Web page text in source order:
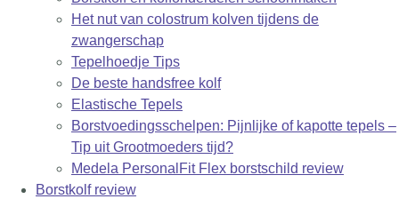
Het nut van colostrum kolven tijdens de
zwangerschap
Tepelhoedje Tips
De beste handsfree kolf
Elastische Tepels
Borstvoedingsschelpen: Pijnlijke of kapotte tepels –
Tip uit Grootmoeders tijd?
Medela PersonalFit Flex borstschild review
Borstkolf review